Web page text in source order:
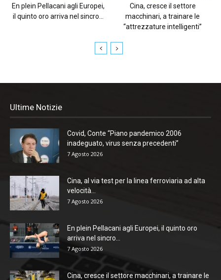
En plein Pellacani agli Europei,
il quinto oro arriva nel sincro...
Cina, cresce il settore
macchinari, a trainare le
“attrezzature intelligenti”
Ultime Notizie
Covid, Conte “Piano pandemico 2006
inadeguato, virus senza precedenti”
7 Agosto 2026
Cina, al via test per la linea ferroviaria ad alta
velocità...
7 Agosto 2026
En plein Pellacani agli Europei, il quinto oro
arriva nel sincro...
7 Agosto 2026
Cina, cresce il settore macchinari, a trainare le